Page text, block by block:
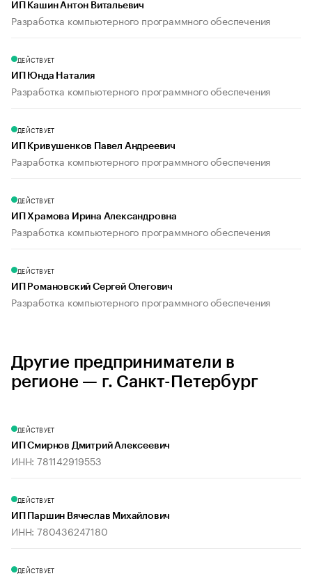
ИП Кашин Антон Витальевич
Разработка компьютерного программного обеспечения
ДЕЙСТВУЕТ
ИП Юнда Наталия
Разработка компьютерного программного обеспечения
ДЕЙСТВУЕТ
ИП Кривушенков Павел Андреевич
Разработка компьютерного программного обеспечения
ДЕЙСТВУЕТ
ИП Храмова Ирина Александровна
Разработка компьютерного программного обеспечения
ДЕЙСТВУЕТ
ИП Романовский Сергей Олегович
Разработка компьютерного программного обеспечения
Другие предприниматели в
регионе — г. Санкт-Петербург
ДЕЙСТВУЕТ
ИП Смирнов Дмитрий Алексеевич
ИНН: 781142919553
ДЕЙСТВУЕТ
ИП Паршин Вячеслав Михайлович
ИНН: 780436247180
ДЕЙСТВУЕТ